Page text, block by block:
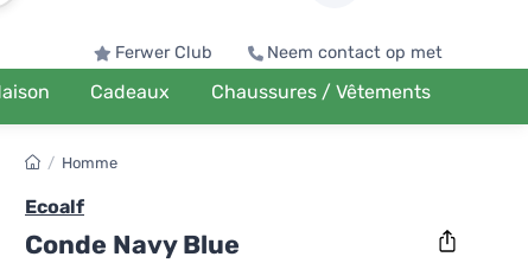
Ferwer Club Neem contact op met
Cadeaux Chaussures / Vêtements
/ Homme
Ecoalf
Conde Navy Blue